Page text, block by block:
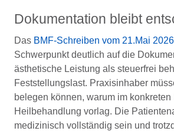
Dokumentation bleibt
Das BMF-Schreiben vom 21.Mai 2026
Schwerpunkt deutlich auf die
ästhetische Leistung als steuerfrei
Feststellungslast. Praxisinhaber
belegen können, warum im
Heilbehandlung vorlag. Die
medizinisch vollständig sein und